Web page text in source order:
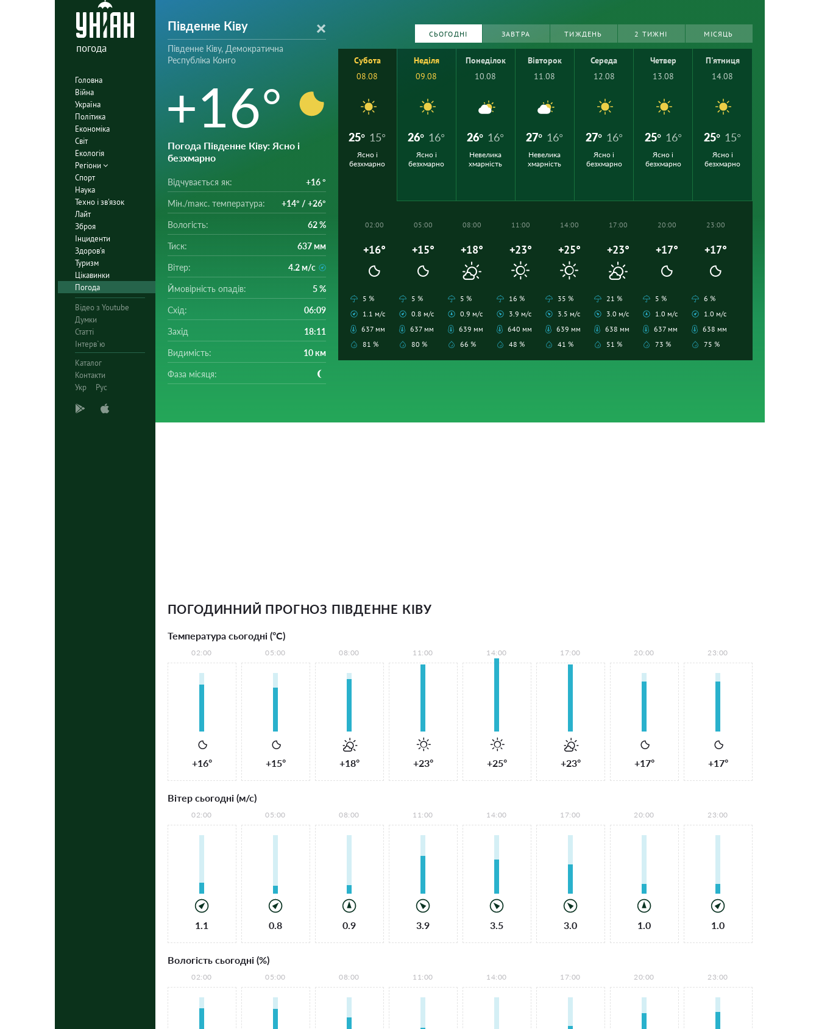
погода
Головна
Війна
Україна
Політика
Економіка
Світ
Екологія
Регіони
Спорт
Наука
Техно і зв'язок
Лайт
Зброя
Інциденти
Здоров'я
Туризм
Цікавинки
Погода
Відео з Youtube
Думки
Статті
Інтерв`ю
Каталог
Контакти
Укр
Рус
Південне Ківу
Південне Ківу, Демократична
Республіка Конго
+16°
Погода Південне Ківу: Ясно і
безхмарно
Відчувається як: +16 °
Мін./mакс. температура: +14° / +26°
Вологість: 62 %
Тиск: 637 мм
Вітер: 4.2 м/с
Ймовірність опадів: 5 %
Схід: 06:09
Захід 18:11
Видимість: 10 км
Фаза місяця:
СЬОГОДНІ ЗАВТРА ТИЖДЕНЬ 2 ТИЖНІ МІСЯЦЬ
Субота
08.08
25° 15°
Ясно і
безхмарно
Неділя
09.08
26° 16°
Ясно і
безхмарно
Понеділок
10.08
26° 16°
Невелика
хмарність
Вівторок
11.08
27° 16°
Невелика
хмарність
Середа
12.08
27° 16°
Ясно і
безхмарно
Четвер
13.08
25° 16°
Ясно і
безхмарно
П'ятниця
14.08
25° 15°
Ясно і
безхмарно
02:00
+16°
5 %
1.1 м/с
637 мм
81 %
05:00
+15°
5 %
0.8 м/с
637 мм
80 %
08:00
+18°
5 %
0.9 м/с
639 мм
66 %
11:00
+23°
16 %
3.9 м/с
640 мм
48 %
14:00
+25°
35 %
3.5 м/с
639 мм
41 %
17:00
+23°
21 %
3.0 м/с
638 мм
51 %
20:00
+17°
5 %
1.0 м/с
637 мм
73 %
23:00
+17°
6 %
1.0 м/с
638 мм
75 %
ПОГОДИННИЙ ПРОГНОЗ ПІВДЕННЕ КІВУ
Температура сьогодні (°С)
02:00
+16°
05:00
+15°
08:00
+18°
11:00
+23°
14:00
+25°
17:00
+23°
20:00
+17°
23:00
+17°
Вітер сьогодні (м/с)
02:00
1.1
05:00
0.8
08:00
0.9
11:00
3.9
14:00
3.5
17:00
3.0
20:00
1.0
23:00
1.0
Вологість сьогодні (%)
02:00 05:00 08:00 11:00 14:00 17:00 20:00 23:00